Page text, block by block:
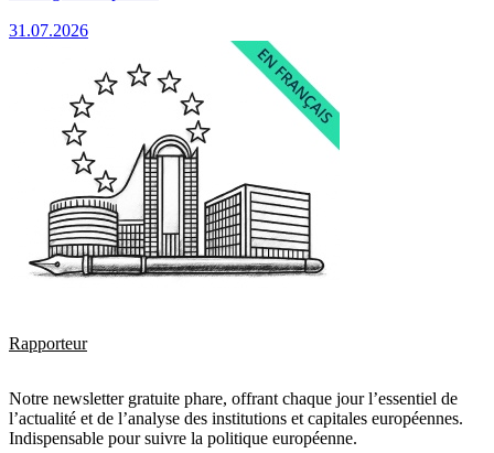
31.07.2026
Rapporteur
Notre newsletter gratuite phare, offrant chaque jour l’essentiel de
l’actualité et de l’analyse des institutions et capitales européennes.
Indispensable pour suivre la politique européenne.